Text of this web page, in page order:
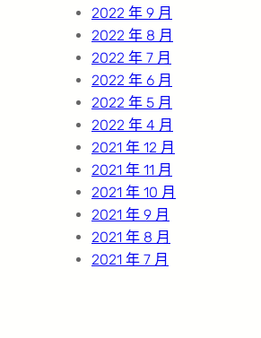
2022 年 9 月
2022 年 8 月
2022 年 7 月
2022 年 6 月
2022 年 5 月
2022 年 4 月
2021 年 12 月
2021 年 11 月
2021 年 10 月
2021 年 9 月
2021 年 8 月
2021 年 7 月